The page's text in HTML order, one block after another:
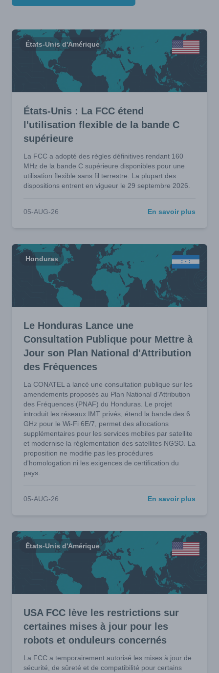
États-Unis d'Amérique
États-Unis : La FCC étend
l'utilisation flexible de la bande C
supérieure
La FCC a adopté des règles définitives rendant 160
MHz de la bande C supérieure disponibles pour une
utilisation flexible sans fil terrestre. La plupart des
dispositions entrent en vigueur le 29 septembre 2026.
05-AUG-26 En savoir plus
Honduras
Le Honduras Lance une
Consultation Publique pour Mettre à
Jour son Plan National d'Attribution
des Fréquences
La CONATEL a lancé une consultation publique sur les
amendements proposés au Plan National d'Attribution
des Fréquences (PNAF) du Honduras. Le projet
introduit les réseaux IMT privés, étend la bande des 6
GHz pour le Wi-Fi 6E/7, permet des allocations
supplémentaires pour les services mobiles par satellite
et modernise la réglementation des satellites NGSO. La
proposition ne modifie pas les procédures
d'homologation ni les exigences de certification du
pays.
05-AUG-26 En savoir plus
États-Unis d'Amérique
USA FCC lève les restrictions sur
certaines mises à jour pour les
robots et onduleurs concernés
La FCC a temporairement autorisé les mises à jour de
sécurité, de sûreté et de compatibilité pour certains